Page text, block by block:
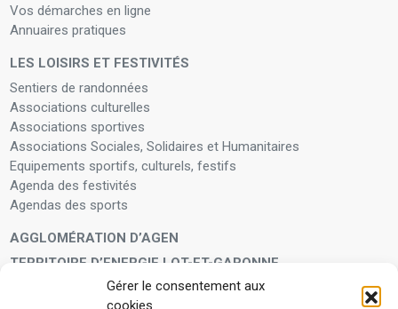
Gérer le consentement aux
cookies
Vos démarches en ligne
Annuaires pratiques
LES LOISIRS ET FESTIVITÉS
Sentiers de randonnées
Associations culturelles
Associations sportives
Associations Sociales, Solidaires et Humanitaires
Equipements sportifs, culturels, festifs
Agenda des festivités
Agendas des sports
AGGLOMÉRATION D’AGEN
TERRITOIRE D’ENERGIE LOT-ET-GARONNE